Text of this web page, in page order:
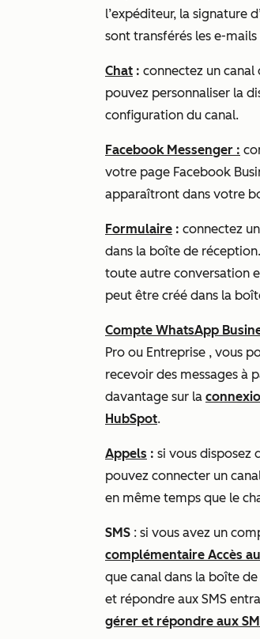
l’expéditeur, la signature
sont transférés les e-
Chat : connectez un
pouvez personnaliser la
configuration du canal.
Facebook Messenger :
votre page Facebook
apparaîtront dans votre
Formulaire : connectez
dans la boîte de
toute autre conversation
peut être créé dans la
Compte WhatsApp
Pro ou Entreprise , vous
recevoir des messages à
davantage sur la
HubSpot.
Appels : si vous disposez
pouvez connecter un
en même temps que le
SMS : si vous avez un
complémentaire Accès
que canal dans la boîte
et répondre aux SMS
gérer et répondre aux